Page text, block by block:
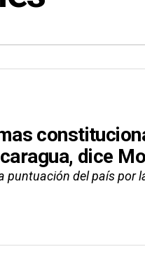
dice
puntuación del país por